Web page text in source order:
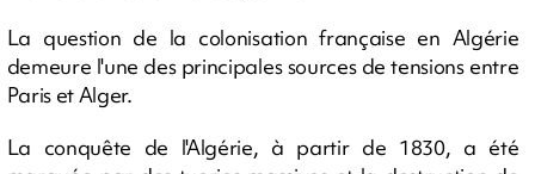
La question de la colonisation française en Algérie
demeure l'une des principales sources de tensions entre
Paris et Alger.
La conquête de l'Algérie, à partir de 1830, a été